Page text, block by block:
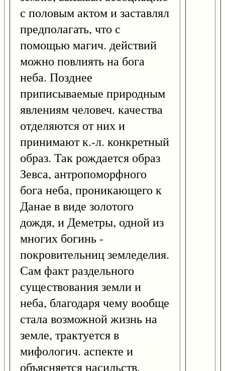
с половым актом и заставлял
предполагать, что с
помощью магич. действий
можно повлиять на бога
неба. Позднее
приписываемые природным
явлениям человеч. качества
отделяются от них и
принимают к.-л. конкретный
образ. Так рождается образ
Зевса, антропоморфного
бога неба, проникающего к
Данае в виде золотого
дождя, и Деметры, одной из
многих богинь -
покровительниц земледелия.
Сам факт раздельного
существования земли и
неба, благодаря чему вообще
стала возможной жизнь на
земле, трактуется в
мифологич. аспекте и
объясняется насильств.